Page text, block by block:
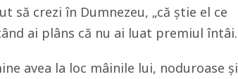
crezi în Dumnezeu, „că știe el ce
ai plâns că nu ai luat premiul întâi.
avea la loc mâinile lui, noduroase și